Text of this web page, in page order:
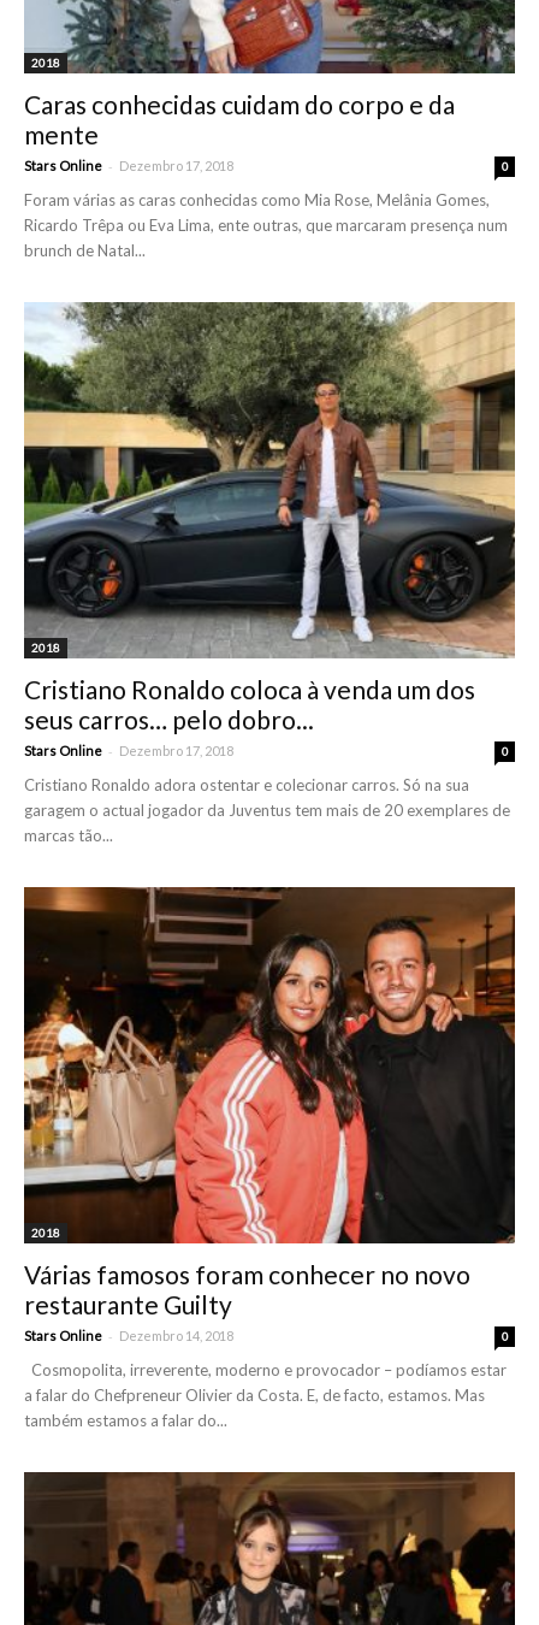
2018
Caras conhecidas cuidam do corpo e da
mente
Stars Online - Dezembro 17, 2018 0
Foram várias as caras conhecidas como Mia Rose, Melânia Gomes,
Ricardo Trêpa ou Eva Lima, ente outras, que marcaram presença num
brunch de Natal...
2018
Cristiano Ronaldo coloca à venda um dos
seus carros… pelo dobro...
Stars Online - Dezembro 17, 2018 0
Cristiano Ronaldo adora ostentar e colecionar carros. Só na sua
garagem o actual jogador da Juventus tem mais de 20 exemplares de
marcas tão...
2018
Várias famosos foram conhecer no novo
restaurante Guilty
Stars Online - Dezembro 14, 2018 0
Cosmopolita, irreverente, moderno e provocador – podíamos estar
a falar do Chefpreneur Olivier da Costa. E, de facto, estamos. Mas
também estamos a falar do...